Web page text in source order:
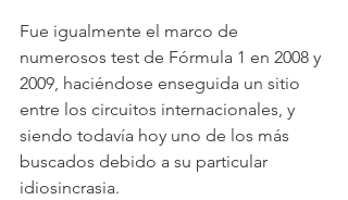
Fue igualmente el marco de
numerosos test de Fórmula 1 en 2008 y
2009, haciéndose enseguida un sitio
entre los circuitos internacionales, y
siendo todavía hoy uno de los más
buscados debido a su particular
idiosincrasia.